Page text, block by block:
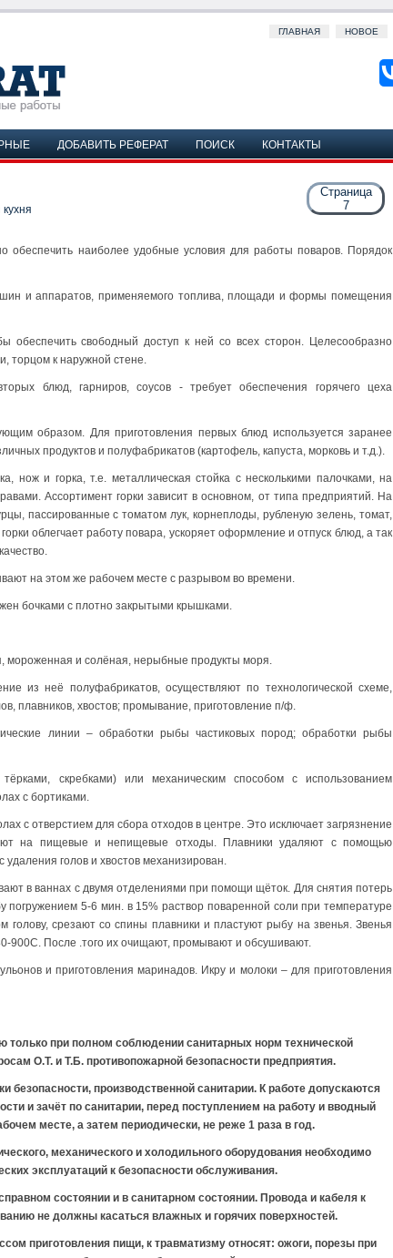
ГЛАВНАЯ НОВОЕ
ДОБАВИТЬ РЕФЕРАТ ПОИСК КОНТАКТЫ
Страница
7
обеспечить наиболее удобные условия для работы поваров. Порядок
и аппаратов, применяемого топлива, площади и формы помещения
обеспечить свободный доступ к ней со всех сторон. Целесообразно
торцом к наружной стене.
блюд, гарниров, соусов - требует обеспечения горячего цеха
образом. Для приготовления первых блюд используется заранее
продуктов и полуфабрикатов (картофель, капуста, морковь и т.д.).
нож и горка, т.е. металлическая стойка с несколькими палочками, на
Ассортимент горки зависит в основном, от типа предприятий. На
пассированные с томатом лук, корнеплоды, рубленую зелень, томат,
облегчает работу повара, ускоряет оформление и отпуск блюд, а так
на этом же рабочем месте с разрывом во времени.
бочками с плотно закрытыми крышками.
мороженная и солёная, нерыбные продукты моря.
из неё полуфабрикатов, осуществляют по технологической схеме,
плавников, хвостов; промывание, приготовление п/ф.
линии – обработки рыбы частиковых пород; обработки рыбы
скребками) или механическим способом с использованием
с бортиками.
с отверстием для сбора отходов в центре. Это исключает загрязнение
на пищевые и непищевые отходы. Плавники удаляют с помощью
голов и хвостов механизирован.
в ваннах с двумя отделениями при помощи щёток. Для снятия потерь
5-6 мин. в 15% раствор поваренной соли при температуре
срезают со спины плавники и пластуют рыбу на звенья. Звенья
900С. После .того их очищают, промывают и обсушивают.
и приготовления маринадов. Икру и молоки – для приготовления
только при полном соблюдении санитарных норм технической
О.Т. и Т.Б. противопожарной безопасности предприятия.
производственной санитарии. К работе допускаются
и зачёт по санитарии, перед поступлением на работу и вводный
месте, а затем периодически, не реже 1 раза в год.
механического и холодильного оборудования необходимо
эксплуатаций к безопасности обслуживания.
состоянии и в санитарном состоянии. Провода и кабеля к
не должны касаться влажных и горячих поверхностей.
приготовления пищи, к травматизму относят: ожоги, порезы при